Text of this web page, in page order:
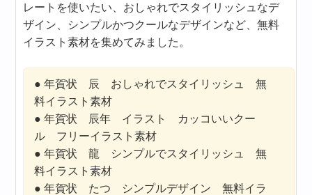
レートを使いたい、おしゃれでスタイリッシュなデ
ザイン、シンプルかつクールなデザインなど、無料
イラスト素材を集めてみました。
● 年賀状 辰 おしゃれでスタイリッシュ 無
料イラスト素材
● 年賀状 辰年 イラスト カッコいいクー
ル フリーイラスト素材
● 年賀状 龍 シンプルでスタイリッシュ 無
料イラスト素材
● 年賀状 たつ シンプルデザイン 無料イラ